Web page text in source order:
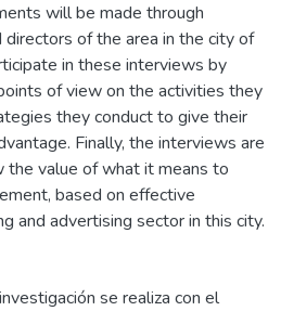
will be made through
of the area in the city of
in these interviews by
of view on the activities they
they conduct to give their
Finally, the interviews are
the value of what it means to
based on effective
and advertising sector in this city.
se realiza con el